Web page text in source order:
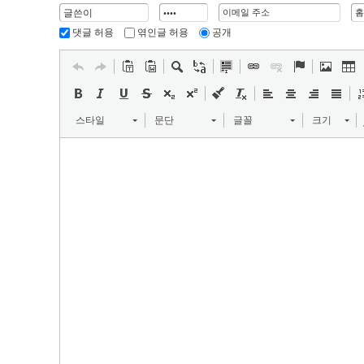
댓글 허용 엮인글 허용 공개
스타일 문단 글꼴 크기